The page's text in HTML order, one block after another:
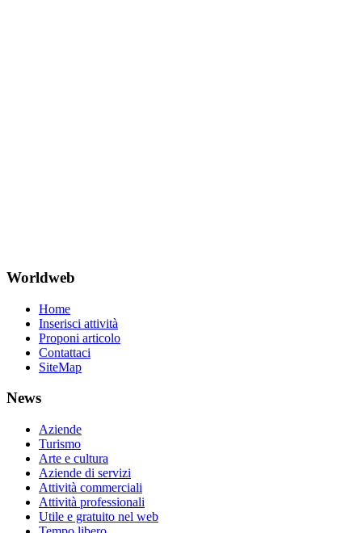
Worldweb
Home
Inserisci attività
Proponi articolo
Contattaci
SiteMap
News
Aziende
Turismo
Arte e cultura
Aziende di servizi
Attività commerciali
Attività professionali
Utile e gratuito nel web